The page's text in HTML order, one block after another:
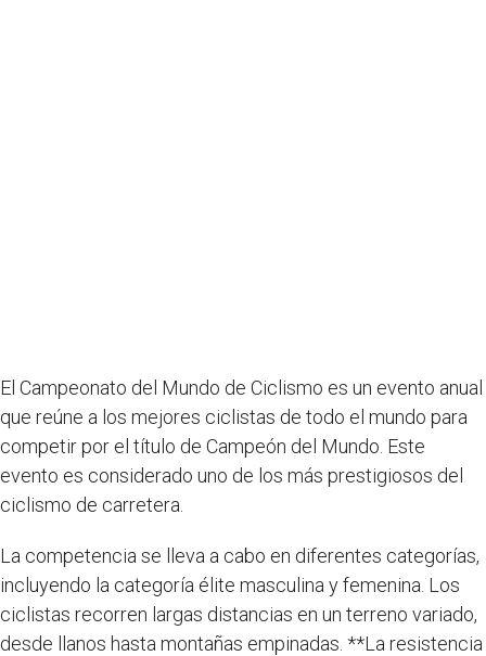
El Campeonato del Mundo de Ciclismo es un evento anual
que reúne a los mejores ciclistas de todo el mundo para
competir por el título de Campeón del Mundo. Este
evento es considerado uno de los más prestigiosos del
ciclismo de carretera.
La competencia se lleva a cabo en diferentes categorías,
incluyendo la categoría élite masculina y femenina. Los
ciclistas recorren largas distancias en un terreno variado,
desde llanos hasta montañas empinadas. **La resistencia